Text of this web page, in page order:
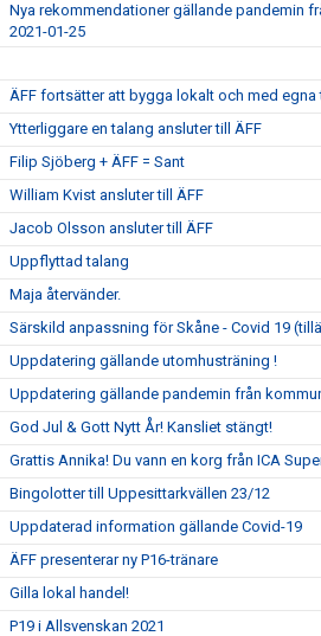
Nya rekommendationer gällande pandemin
2021-01-25
ÄFF fortsätter att bygga lokalt och med egna
Ytterliggare en talang ansluter till ÄFF
Filip Sjöberg + ÄFF = Sant
William Kvist ansluter till ÄFF
Jacob Olsson ansluter till ÄFF
Uppflyttad talang
Maja återvänder.
Särskild anpassning för Skåne - Covid 19
Uppdatering gällande utomhusträning !
Uppdatering gällande pandemin från
God Jul & Gott Nytt År! Kansliet stängt!
Grattis Annika! Du vann en korg från ICA
Bingolotter till Uppesittarkvällen 23/12
Uppdaterad information gällande Covid-19
ÄFF presenterar ny P16-tränare
Gilla lokal handel!
P19 i Allsvenskan 2021